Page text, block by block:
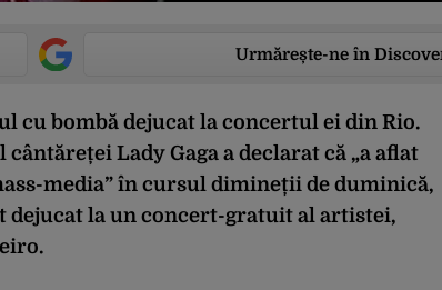
Urmărește-ne în
cu bombă dejucat la concertul ei din Rio.
Lady Gaga a declarat că „a aflat
media” în cursul dimineții de duminică,
dejucat la un concert-gratuit al artistei,